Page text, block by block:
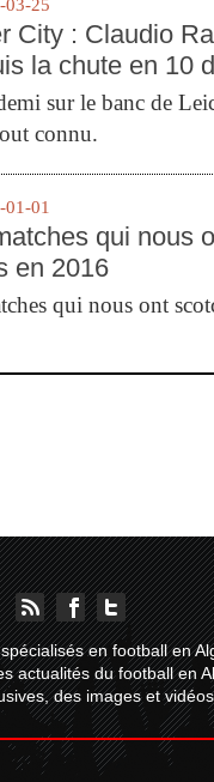
03-25
City : Claudio
la chute en 10
sur le banc de
connu.
01-01
qui nous
en 2016
qui nous ont
en football en
actualités du football en
des images et